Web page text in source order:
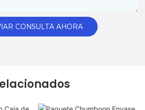
CONSULTA AHORA